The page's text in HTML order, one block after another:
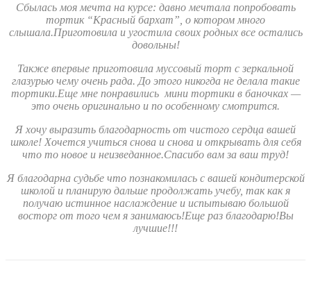
Сбылась моя мечта на курсе: давно мечтала попробовать
тортик “Красный бархат”, о котором много
слышала.Приготовила и угостила своих родных все остались
довольны!
Также впервые приготовила муссовый торт с зеркальной
глазурью чему очень рада. До этого никогда не делала такие
тортики.Еще мне понравились мини тортики в баночках —
это очень оригинально и по особенному смотрится.
Я хочу выразить благодарность от чистого сердца вашей
школе! Хочется учиться снова и снова и открывать для себя
что то новое и неизведанное.Спасибо вам за ваш труд!
Я благодарна судьбе что познакомилась с вашей кондитерской
школой и планирую дальше продолжать учебу, так как я
получаю истинное наслаждение и испытываю большой
восторг от того чем я занимаюсь!Еще раз благодарю!Вы
лучшие!!!